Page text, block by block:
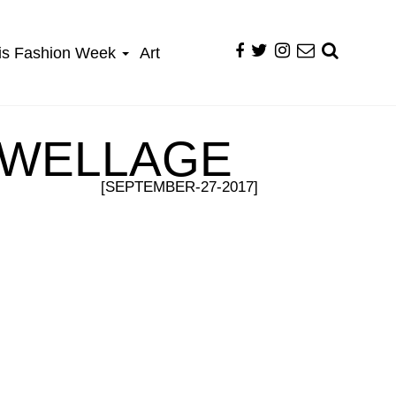
Fashion Week Art
[SEPTEMBER-27-2017]